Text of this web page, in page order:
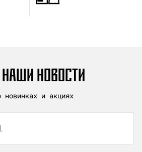
НОВОСТИ
новинках и акциях